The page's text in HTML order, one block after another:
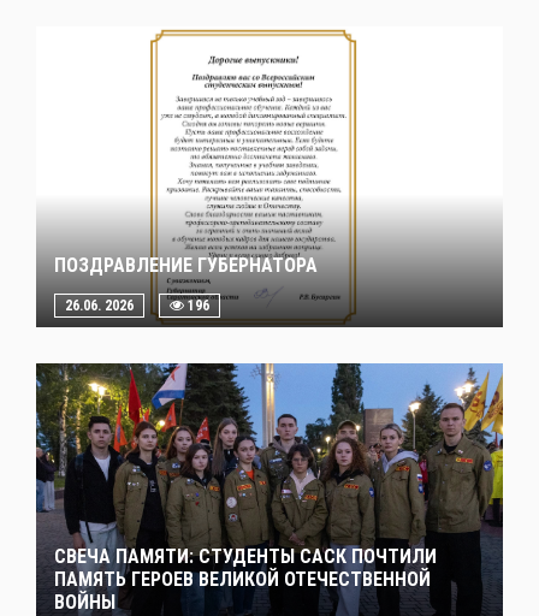
ПОЗДРАВЛЕНИЕ ГУБЕРНАТОРА
26.06. 2026 196
СВЕЧА ПАМЯТИ: СТУДЕНТЫ САСК ПОЧТИЛИ
ПАМЯТЬ ГЕРОЕВ ВЕЛИКОЙ ОТЕЧЕСТВЕННОЙ
ВОЙНЫ